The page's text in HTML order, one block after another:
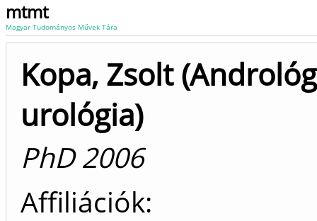
mtmt
Magyar Tudományos Művek Tára
Kopa, Zsolt
urológia)
PhD 2006
Affiliációk